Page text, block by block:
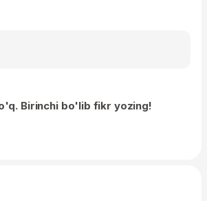
Birinchi bo'lib fikr yozing!